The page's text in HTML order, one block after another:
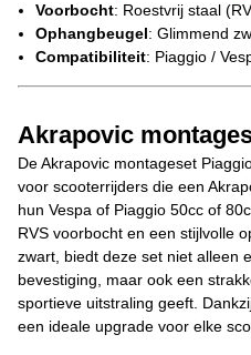
Voorbocht: Roestvrij staal
Ophangbeugel: Glimmend
Compatibiliteit: Piaggio /
Akrapovic
De Akrapovic montageset
voor scooterrijders die een
hun Vespa of Piaggio 50cc of
RVS voorbocht en een stijlvolle
zwart, biedt deze set niet alleen
bevestiging, maar ook een
sportieve uitstraling geeft.
een ideale upgrade voor elke